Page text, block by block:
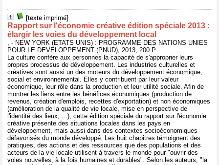
[texte imprimé]
Rapport sur l'économie créative édition spéciale 2013 :
élargir les voies du développement local
, - NEW YORK (ETATS UNIS) : PROGRAMME DES NATIONS UNIES
POUR LE DEVELOPPEMENT (PNUD), 2013, 200 P.
La culture confère aux personnes la capacité de s'approprier leurs
propres processus de développement. Les industries culturelles et
créatives sont aussi un des moteurs du développement économique,
social et environnemental. Elles y contribuent par leur valeur
économique, leur rôle dans la production et leur utilité sociale. Afin de
montrer les liens entre les bénéfices économiques (production de
revenus, création d'emplois, recettes d'exportation) et non économiques
(amélioration de la qualité de vie locale, mise en perspective de
l'identité des lieux, ...), cette édition spéciale du rapport sur l'économie
créative présente des situations locales dans les pays en
développement, mais aussi dans des contextes socioéconomiques
défavorisés du monde développé. Les huit chapitres témoignent des
pratiques, des actions et des ressources que des populations et des
acteurs de la vie locale utilisent à travers le monde pour "ouvrir des
voies nouvelles, à la fois humaines et durables". Selon les auteurs, "la